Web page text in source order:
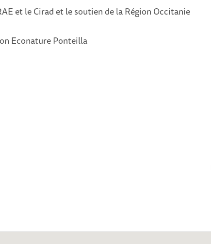
et le Cirad et le soutien de la Région Occitanie
Econature Ponteilla